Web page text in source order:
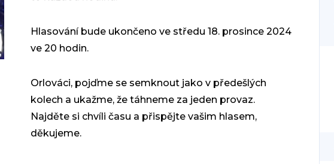
Hlasování bude ukončeno ve středu 18. prosince 2024
ve 20 hodin.
Orlováci, pojďme se semknout jako v předešlých
kolech a ukažme, že táhneme za jeden provaz.
Najděte si chvíli času a přispějte vašim hlasem,
děkujeme.